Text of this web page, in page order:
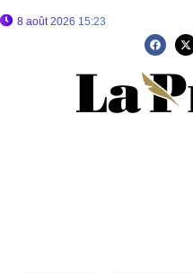
8 août 2026 15:23